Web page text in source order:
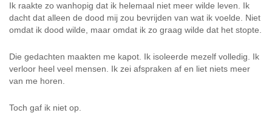
Ik raakte zo wanhopig dat ik helemaal niet meer wilde leven. Ik
dacht dat alleen de dood mij zou bevrijden van wat ik voelde. Niet
omdat ik dood wilde, maar omdat ik zo graag wilde dat het stopte.
Die gedachten maakten me kapot. Ik isoleerde mezelf volledig. Ik
verloor heel veel mensen. Ik zei afspraken af en liet niets meer
van me horen.
Toch gaf ik niet op.